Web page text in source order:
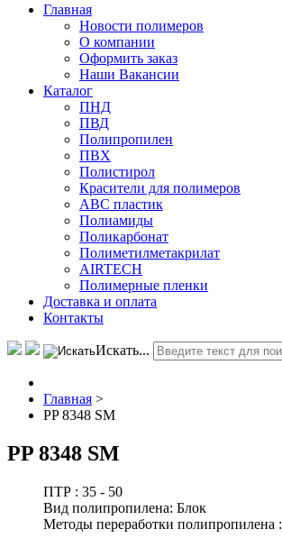
Главная
Новости полимеров
О компании
Оформить заказ
Наши Вакансии
Каталог
ПНД
ПВД
Полипропилен
ПВХ
Полистирол
Красители для полимеров
АВС пластик
Полиамиды
Поликарбонат
Полиметилметакрилат
AIRTECH
Полимерные пленки
Доставка и оплата
Контакты
Искать...
Главная >
PP 8348 SM
PP 8348 SM
ПТР : 35 - 50
Вид полипропилена: Блок
Методы переработки полипропилена :